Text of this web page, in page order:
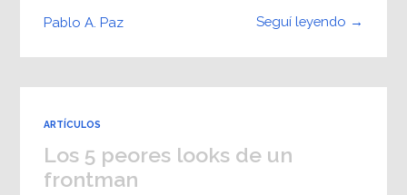
Seguí leyendo →
Pablo A. Paz
ARTÍCULOS
Los 5 peores looks de un
frontman